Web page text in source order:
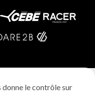
le contrôle sur